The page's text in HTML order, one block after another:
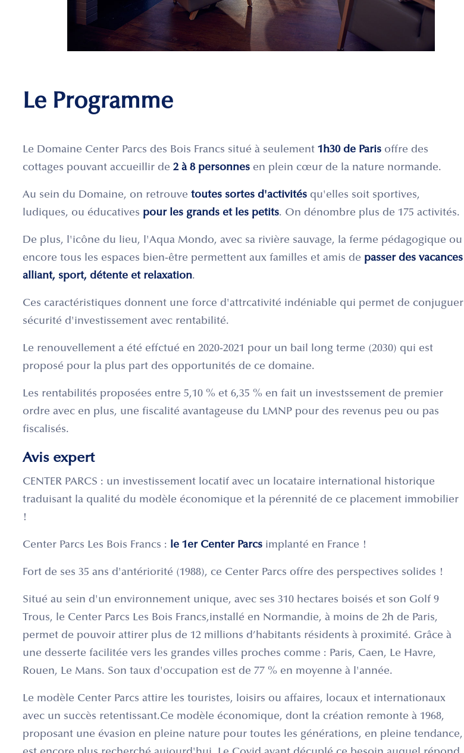
Le Programme
Le Domaine Center Parcs des Bois Francs situé à seulement 1h30 de Paris offre des
cottages pouvant accueillir de 2 à 8 personnes en plein cœur de la nature normande.
Au sein du Domaine, on retrouve toutes sortes d'activités qu'elles soit sportives,
ludiques, ou éducatives pour les grands et les petits. On dénombre plus de 175 activités.
De plus, l'icône du lieu, l'Aqua Mondo, avec sa rivière sauvage, la ferme pédagogique ou
encore tous les espaces bien-être permettent aux familles et amis de passer des vacances
alliant, sport, détente et relaxation.
Ces caractéristiques donnent une force d'attrcativité indéniable qui permet de conjuguer
sécurité d'investissement avec rentabilité.
Le renouvellement a été effctué en 2020-2021 pour un bail long terme (2030) qui est
proposé pour la plus part des opportunités de ce domaine.
Les rentabilités proposées entre 5,10 % et 6,35 % en fait un investssement de premier
ordre avec en plus, une fiscalité avantageuse du LMNP pour des revenus peu ou pas
fiscalisés.
Avis expert
CENTER PARCS : un investissement locatif avec un locataire international historique
traduisant la qualité du modèle économique et la pérennité de ce placement immobilier
!
Center Parcs Les Bois Francs : le 1er Center Parcs implanté en France !
Fort de ses 35 ans d'antériorité (1988), ce Center Parcs offre des perspectives solides !
Situé au sein d'un environnement unique, avec ses 310 hectares boisés et son Golf 9
Trous, le Center Parcs Les Bois Francs,installé en Normandie, à moins de 2h de Paris,
permet de pouvoir attirer plus de 12 millions d’habitants résidents à proximité. Grâce à
une desserte facilitée vers les grandes villes proches comme : Paris, Caen, Le Havre,
Rouen, Le Mans. Son taux d'occupation est de 77 % en moyenne à l'année.
Le modèle Center Parcs attire les touristes, loisirs ou affaires, locaux et internationaux
avec un succès retentissant.Ce modèle économique, dont la création remonte à 1968,
proposant une évasion en pleine nature pour toutes les générations, en pleine tendance,